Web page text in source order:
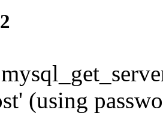
(using